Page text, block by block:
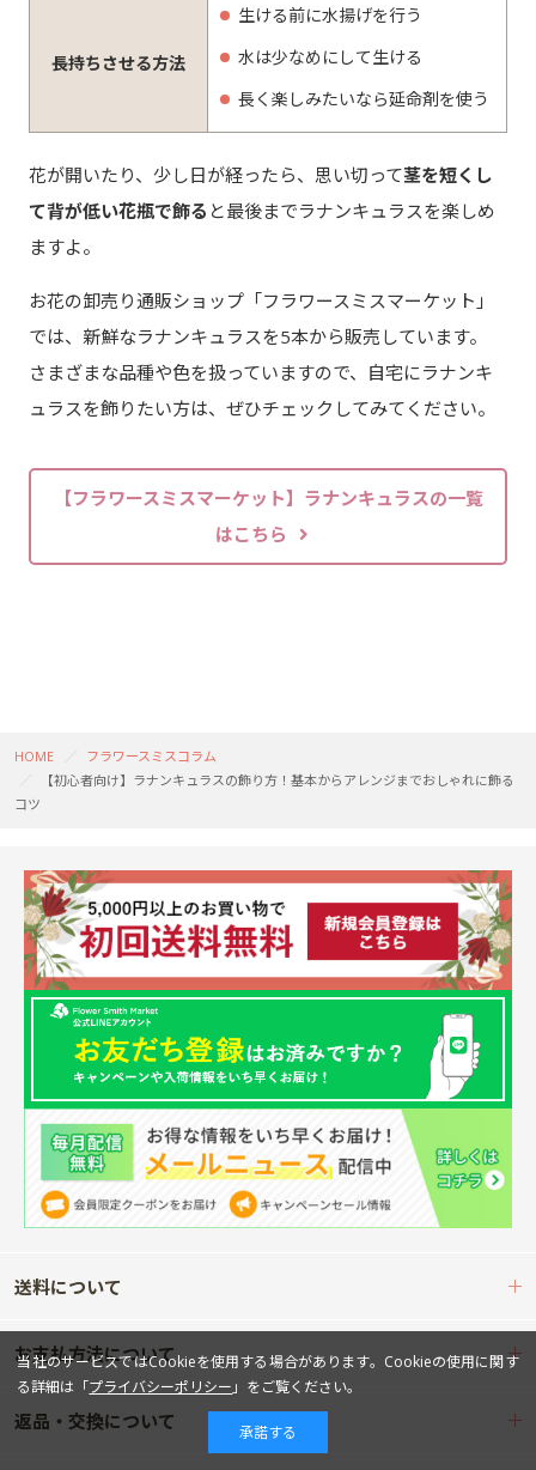
長持ちさせる方法
生ける前に水揚げを行う
水は少なめにして生ける
長く楽しみたいなら延命剤を使う
花が開いたり、少し日が経ったら、思い切って茎を短くし
て背が低い花瓶で飾る と最後までラナンキュラスを楽しめ
ますよ。
お花の卸売り通販ショップ「フラワースミスマーケット」
では、新鮮なラナンキュラスを5本から販売しています。
さまざまな品種や色を扱っていますので、自宅にラナンキ
ュラスを飾りたい方は、ぜひチェックしてみてください。
【フラワースミスマーケット】ラナンキュラスの一覧
はこちら
HOME
フラワースミスコラム
【初心者向け】ラナンキュラスの飾り方！基本からアレンジまでおしゃれに飾る
コツ
送料について
お支払方法について
返品・交換について
当社のサービスではCookieを使用する場合があります。Cookieの使用に関す
る詳細は「プライバシーポリシー 」をご覧ください。
承諾する